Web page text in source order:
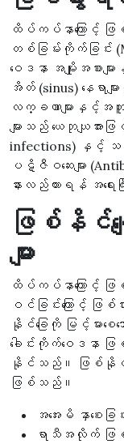
ထိပ်ကပ်နာကြောင့် ဖြစ်သ
တစ်ခြမ်းကိုက်ခြင်း
ဝေဒနာ အမျိုးအစား
အိတ် (sinus) နေရာမျ
လက္ခဏာများနှင့်အ
များသည် ယေဘုယျအာ
infections) နှင့်
ပဋိဇီဝဆေးများ
နားလည်ထားရန် အရေး
ဖြစ်နိင်ခ
များ
ထိပ်ကပ်နာကြောင့် ဖ
ဝင်ခြင်းကြောင့် ဖ
နိုင်ခြေကို မြင့်မားစ
ခေါင်းကိုက်ဝေဒနာ ဖြ
နိုင်သည်။ ဖြစ်နိုင်ခြ
ဖြစ်သည်။
အအေးမိ နှာစေးခြ
ရာသီအလိုက် ဖြစ်